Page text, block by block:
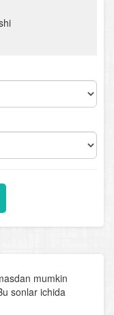
mumkin
sonlar ichida